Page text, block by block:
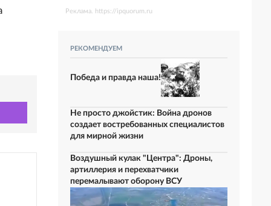
Реклама. https://ipquorum.ru
РЕКОМЕНДУЕМ
Победа и правда наша!
Не просто джойстик: Война дронов
создает востребованных специалистов
для мирной жизни
Воздушный кулак "Центра": Дроны,
артиллерия и перехватчики
перемалывают оборону ВСУ